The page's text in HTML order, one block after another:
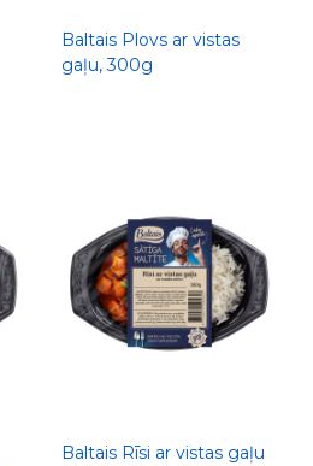
Baltais Plovs ar vistas
gaļu, 300g
Baltais Rīsi ar vistas gaļu